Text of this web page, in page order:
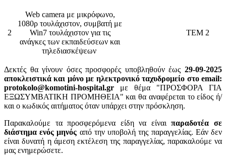
2
Web camera με μικρόφωνο,
1080ρ τουλάχιστον, συμβατή με
Win7 τουλάχιστον για τις
ανάγκες των εκπαιδεύσεων και
τηλεδιασκέψεων
TEM 2
Δεκτές θα γίνουν όσες προσφορές υποβληθούν έως 29-09-2025
αποκλειστικά και μόνο με ηλεκτρονικό ταχυδρομείο στο email:
protokolo@komotini-hospital.gr με θέμα "ΠΡΟΣΦΟΡΑ ΓΙΑ
ΕΞΩΣΥΜΒΑΤΙΚΗ ΠΡΟΜΗΘΕΙΑ" και θα αναφέρεται το είδος ή/
και ο κωδικός αιτήματος όταν υπάρχει στην πρόσκληση.
Παρακαλούμε τα προσφερόμενα είδη να είναιπαραδοτέα σε
διάστημα ενός μηνός από την υποβολή της παραγγελίας. Εάν δεν
είναι δυνατή η άμεση εκτέλεση της παραγγελίας, παρακαλούμε να
μας ενημερώσετε.